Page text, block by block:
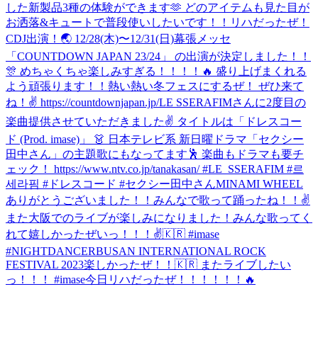
した新製品3種の体験ができます🫶 どのアイテムも見た目が
お洒落&キュートで普段使いしたいです！！ リハだったぜ！
CDJ出演！🌏 12/28(木)〜12/31(日)幕張メッセ
「COUNTDOWN JAPAN 23/24」 の出演が決定しました！！
🎊 めちゃくちゃ楽しみすぎる！！！！🔥 盛り上げまくれる
よう頑張ります！！熱い熱い冬フェスにするぜ！ ぜひ来て
ね！✌️ https://countdownjapan.jp/LE SSERAFIMさんに2度目の
楽曲提供させていただきました✌️ タイトルは「ドレスコー
ド (Prod. imase)」 👗 日本テレビ系 新日曜ドラマ「セクシー
田中さん」の主題歌にもなってます🕺 楽曲もドラマも要チ
ェック！ https://www.ntv.co.jp/tanakasan/ #LE_SSERAFIM #르
세라핌 #ドレスコード #セクシー田中さんMINAMI WHEEL
ありがとうございました！！みんなで歌って踊ったね！！✌️
また大阪でのライブが楽しみになりました！ みんな歌ってく
れて嬉しかったぜいっ！！！✌️🇰🇷 #imase
#NIGHTDANCERBUSAN INTERNATIONAL ROCK
FESTIVAL 2023楽しかったぜ！！🇰🇷 またライブしたい
っ！！！ #imase今日リハだったぜ！！！！！！🔥